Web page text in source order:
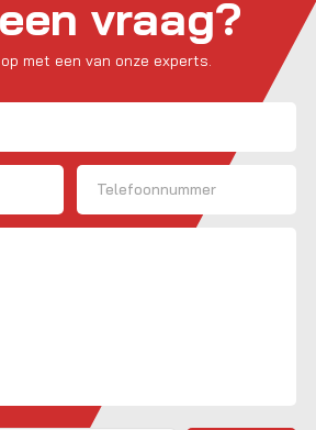
vraag?
met een van onze experts.
Telefoon